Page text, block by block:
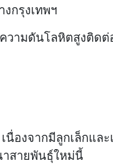
กรุงเทพฯ
มดันโลหิตสูงติดต่
องจากมีลูกเล็กแล
าสายพันธุ์ใหม่นี้